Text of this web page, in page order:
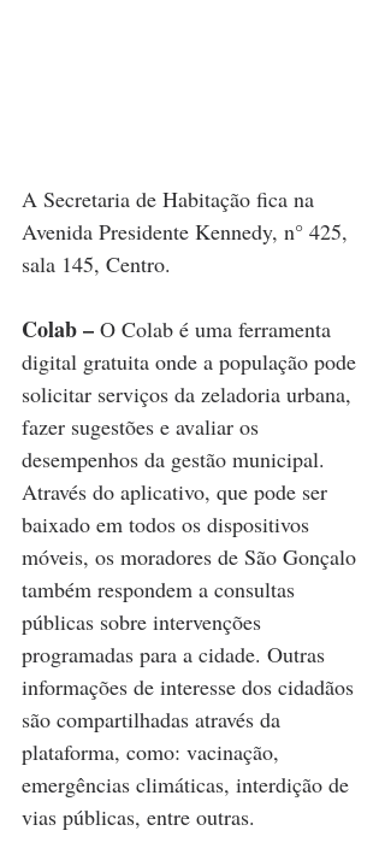
A Secretaria de Habitação fica na
Avenida Presidente Kennedy, n° 425,
sala 145, Centro.
Colab – O Colab é uma ferramenta
digital gratuita onde a população pode
solicitar serviços da zeladoria urbana,
fazer sugestões e avaliar os
desempenhos da gestão municipal.
Através do aplicativo, que pode ser
baixado em todos os dispositivos
móveis, os moradores de São Gonçalo
também respondem a consultas
públicas sobre intervenções
programadas para a cidade. Outras
informações de interesse dos cidadãos
são compartilhadas através da
plataforma, como: vacinação,
emergências climáticas, interdição de
vias públicas, entre outras.